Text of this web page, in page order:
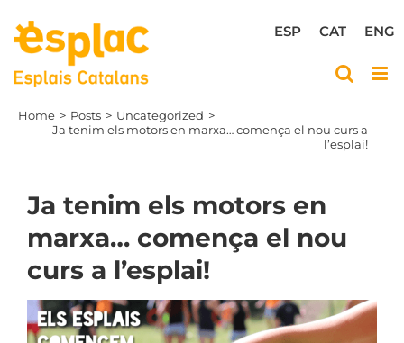
content
ENG
CAT
ESP
Home Posts
Uncategorized
Ja tenim els motors en marxa… comença el nou curs a
l’esplai!
Ja tenim els motors en
marxa… comença el nou
curs a l’esplai!
View
Larger